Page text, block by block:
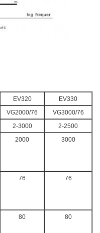
EV320
EV330
VG2000/76
VG3000/76
2-3000
2-2500
2000 3000
76 76
80 80